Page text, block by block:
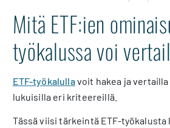
Mitä ETF:ien
työkalussa voi
ETF-työkalullavoit hakea ja vertailla
lukuisilla eri kriteereillä.
Tässä viisi tärkeintä ETF-